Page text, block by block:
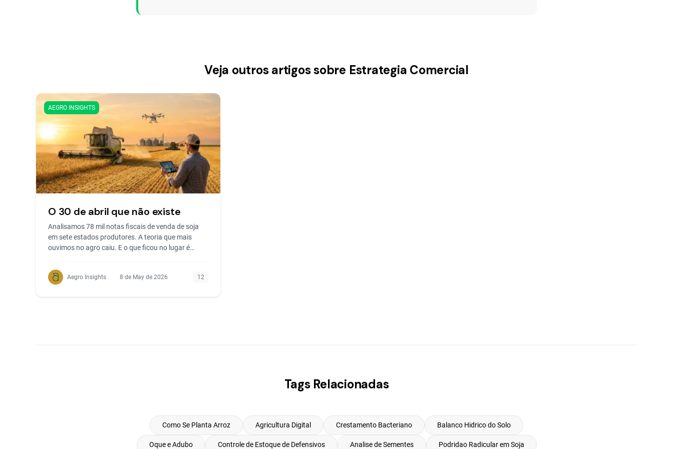
Veja outros artigos sobre Estrategia Comercial
AEGRO INSIGHTS
O 30 de abril que não existe
Analisamos 78 mil notas fiscais de venda de soja
em sete estados produtores. A teoria que mais
ouvimos no agro caiu. E o que ficou no lugar é
Aegro Insights 8 de May de 2026 12
Tags Relacionadas
Como Se Planta Arroz Agricultura Digital Crestamento Bacteriano Balanco Hidrico do Solo
Oque e Adubo Controle de Estoque de Defensivos Analise de Sementes Podridao Radicular em Soja